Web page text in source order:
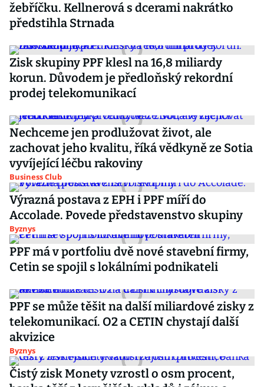
žebříčku. Kellnerová s dcerami nakrátko
předstihla Strnada
Zisk skupiny PPF klesl na 16,8 miliardy
korun. Důvodem je předloňský rekordní
prodej telekomunikací
Nechceme jen prodlužovat život, ale
zachovat jeho kvalitu, říká vědkyně ze Sotia
vyvíjející léčbu rakoviny
Business Club
Výrazná postava z EPH i PPF míří do
Accolade. Povede představenstvo skupiny
Byznys
PPF má v portfoliu dvě nové stavební firmy,
Cetin se spojil s lokálními podnikateli
PPF se může těšit na další miliardové zisky z
telekomunikací. O2 a CETIN chystají další
akvizice
Byznys
Čistý zisk Monety vzrostl o osm procent,